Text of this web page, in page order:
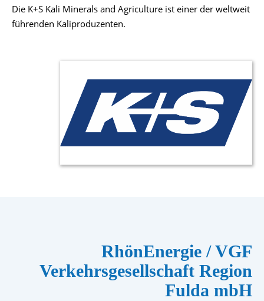
Die K+S Kali Minerals and Agriculture ist einer der weltweit
führenden Kaliproduzenten.
RhönEnergie / VGF
Verkehrsgesellschaft Region
Fulda mbH